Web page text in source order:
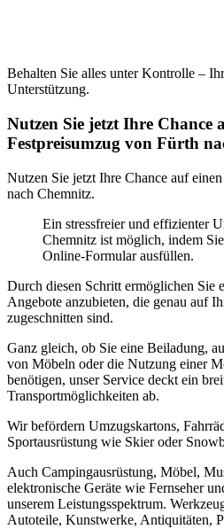
Behalten Sie alles unter Kontrolle –
Unterstützung.
Nutzen Sie jetzt Ihre Chance
Festpreisumzug von Fürth
Nutzen Sie jetzt Ihre Chance auf einen
nach Chemnitz⁠.
Ein stressfreier und effizienter
Chemnitz⁠ ist möglich, indem
Online-Formular ausfüllen.
Durch diesen Schritt ermöglichen Sie
Angebote anzubieten, die genau auf
zugeschnitten sind.
Ganz gleich, ob Sie eine Beiladung,
von Möbeln oder die Nutzung einer
benötigen, unser Service deckt ein
Transportmöglichkeiten ab.
Wir befördern Umzugskartons,
Sportausrüstung wie Skier oder
Auch Campingausrüstung, Möbel,
elektronische Geräte wie Fernseher
unserem Leistungsspektrum.
Autoteile, Kunstwerke, Antiquitäten,